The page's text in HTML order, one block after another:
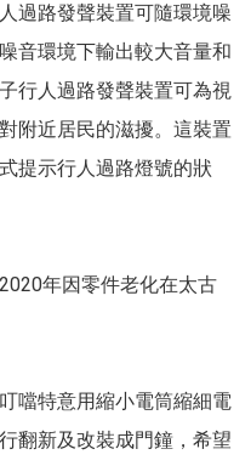
過路發聲裝置可隨環境噪
音環境下輸出較大音量和
行人過路發聲裝置可為視
附近居民的滋擾。這裝置
提示行人過路燈號的狀
年因零件老化在太古
噹特意用縮小電筒縮細電
翻新及改裝成門鐘，希望